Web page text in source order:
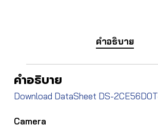
คำอธิบาย
คำอธิบาย
Download DataSheet DS-
Camera